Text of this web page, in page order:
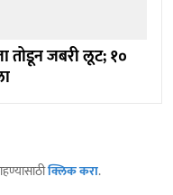
तोडून जबरी लूट; १०
क्लिक करा.